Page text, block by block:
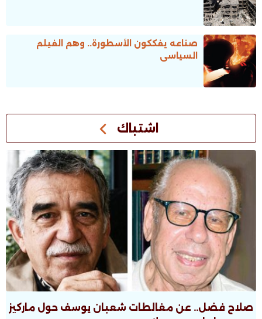
صناعه يفككون الأسطورة.. وهم الفيلم
السياسى
اشتباك
صلاح فضل.. عن مغالطات شعبان يوسف حول ماركيز